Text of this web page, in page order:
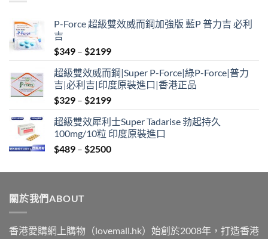
P-Force 超級雙效威而鋼加強版 藍P 普力吉 必利
吉
$349 – $2199Price
$349
through
$2199
超級雙效威而鋼|Super P-Force|綠P-Force|普力
吉|必利吉|印度原裝進口|香港正品
$329 – $2199Price
$329
through
$2199
超級雙效犀利士Super Tadarise 勃起持久
100mg/10粒 印度原裝進口
$489 – $2500Price
$489
關於我們ABOUT
香港愛購網上購物（lovemall.hk）始創於2008年，打造香港